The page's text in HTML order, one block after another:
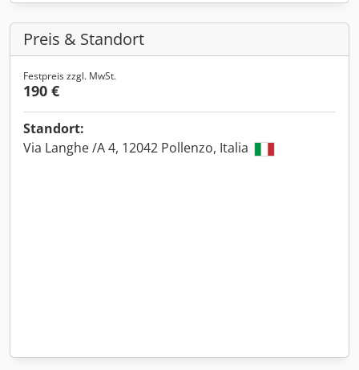
Preis & Standort
Festpreis zzgl. MwSt.
190 €
Standort:
Via Langhe /A 4, 12042 Pollenzo, Italia